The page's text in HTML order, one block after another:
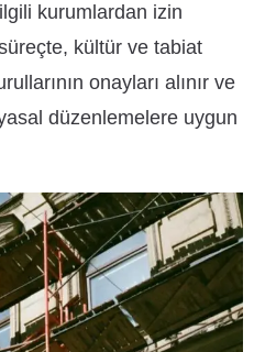
kurumlardan izin
kültür ve tabiat
onayları alınır ve
düzenlemelere uygun